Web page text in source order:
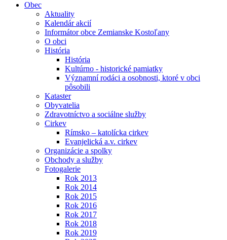
Obec
Aktuality
Kalendár akcií
Informátor obce Zemianske Kostoľany
O obci
História
História
Kultúrno - historické pamiatky
Významní rodáci a osobnosti, ktoré v obci
pôsobili
Kataster
Obyvatelia
Zdravotníctvo a sociálne služby
Cirkev
Rímsko – katolícka cirkev
Evanjelická a.v. cirkev
Organizácie a spolky
Obchody a služby
Fotogalerie
Rok 2013
Rok 2014
Rok 2015
Rok 2016
Rok 2017
Rok 2018
Rok 2019